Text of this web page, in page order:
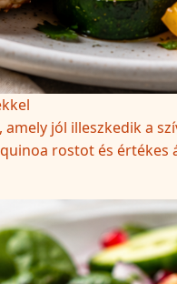
jól illeszkedik a
rostot és